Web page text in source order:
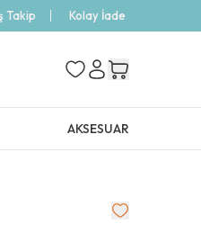
Takip Kolay İade
AKSESUAR